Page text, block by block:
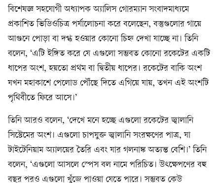
বিশেষজ্ঞ সহযোগী অধ্যাপক অ্যালিস গোরম্যান সংবাদমাধ্যমে
প্রকাশিত ভিডিওচিত্র পর্যালোচনা করে বলেছেন, বস্তুগুলোর গায়ে
আগুনে পোড়া বা দগ্ধ হওয়ার কোনো চিহ্ন দেখা যাচ্ছে না। তিনি
বলেন, ‘এটি ইঙ্গিত করে যে এগুলো সম্ভবত কোনো রকেটের একটি
ধাপের অংশ, হয়তো প্রথম বা দ্বিতীয় ধাপের। রকেটের বাকি অংশ
যখন মহাকাশে পেলোড পৌঁছে দিতে এগিয়ে যায়, তখন এই অংশটি
পৃথিবীতে ফিরে আসে।’
তিনি আরও বলেন, ‘দেখে মনে হচ্ছে এগুলো রকেটের জ্বালানি
সিস্টেমের অংশ। এগুলো চাপযুক্ত জ্বালানি সংরক্ষণের পাত্র, যা
টাইটেনিয়াম অ্যালয়ের তৈরি এবং যার গলনাঙ্ক অত্যন্ত বেশি।’ তিনি
বলেন, ‘এগুলো আসলে স্পেস বল নামে পরিচিত। উৎক্ষেপণের বহু
বছর পরও এগুলো খুঁজে পাওয়া যেতে পারে। সম্ভবত কেউ